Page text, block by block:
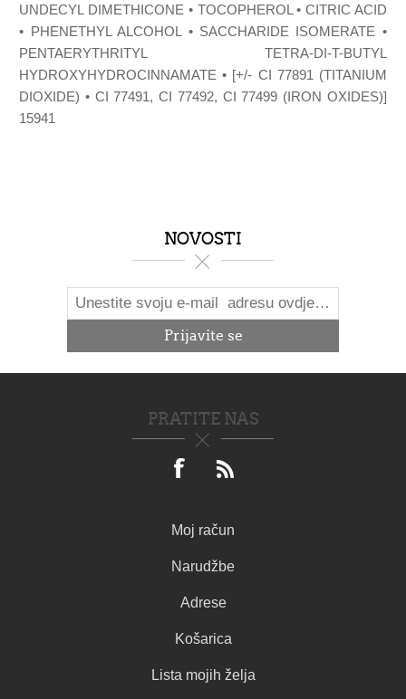
UNDECYL DIMETHICONE • TOCOPHEROL • CITRIC ACID
• PHENETHYL ALCOHOL • SACCHARIDE ISOMERATE •
PENTAERYTHRITYL TETRA-DI-T-BUTYL
HYDROXYHYDROCINNAMATE • [+/- CI 77891 (TITANIUM
DIOXIDE) • CI 77491, CI 77492, CI 77499 (IRON OXIDES)]
15941
NOVOSTI
PRATITE NAS
Moj račun
Narudžbe
Adrese
Košarica
Lista mojih želja